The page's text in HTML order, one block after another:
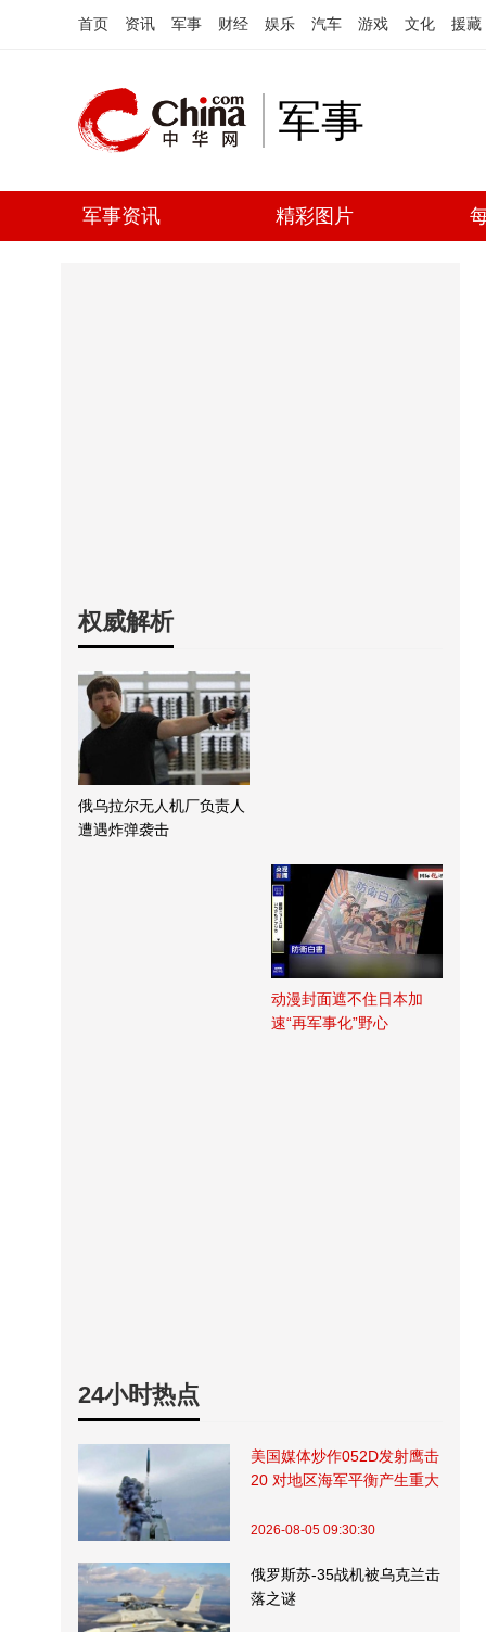
首页 资讯 军事 财经 娱乐 汽车 游戏 文化 援藏
军事
军事资讯 精彩图片
权威解析
俄乌拉尔无人机厂负责人
遭遇炸弹袭击
动漫封面遮不住日本加
速“再军事化”野心
24小时热点
美国媒体炒作052D发射鹰击
20 对地区海军平衡产生重大
2026-08-05 09:30:30
俄罗斯苏-35战机被乌克兰击
落之谜